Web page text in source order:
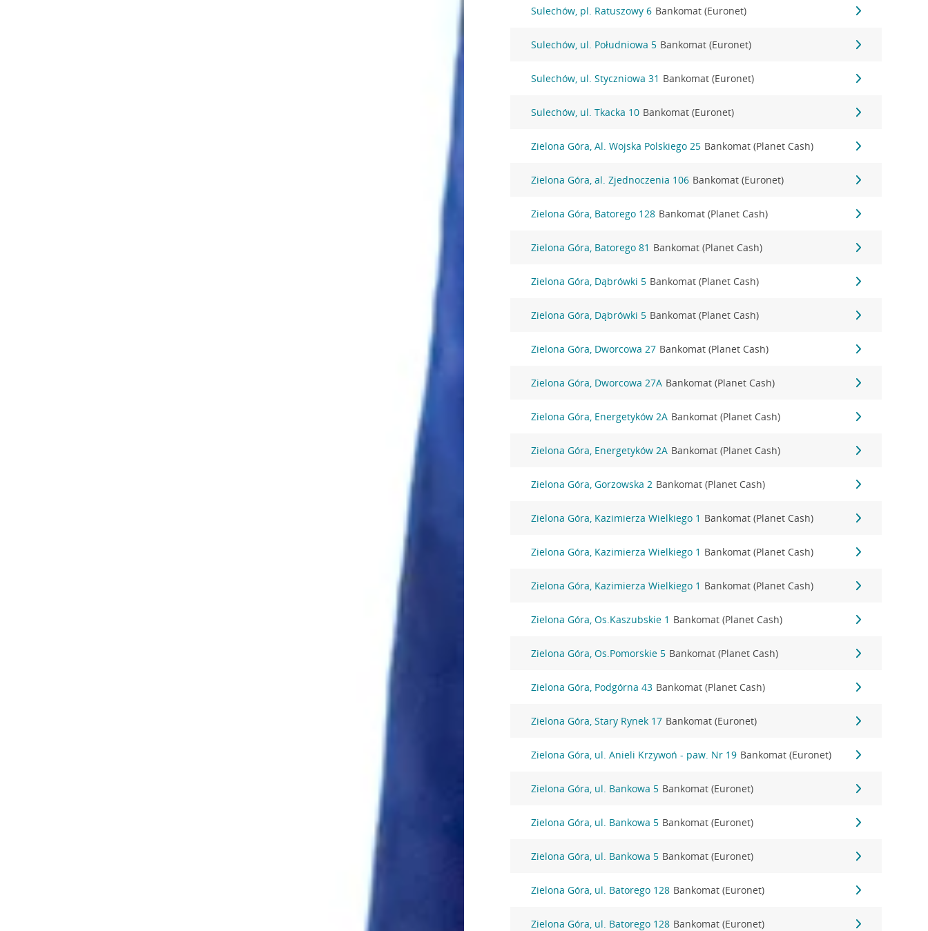
Sulechów, pl. Ratuszowy 6 Bankomat (Euronet)
Sulechów, ul. Południowa 5 Bankomat (Euronet)
Sulechów, ul. Styczniowa 31 Bankomat (Euronet)
Sulechów, ul. Tkacka 10 Bankomat (Euronet)
Zielona Góra, Al. Wojska Polskiego 25 Bankomat (Planet Cash)
Zielona Góra, al. Zjednoczenia 106 Bankomat (Euronet)
Zielona Góra, Batorego 128 Bankomat (Planet Cash)
Zielona Góra, Batorego 81 Bankomat (Planet Cash)
Zielona Góra, Dąbrówki 5 Bankomat (Planet Cash)
Zielona Góra, Dąbrówki 5 Bankomat (Planet Cash)
Zielona Góra, Dworcowa 27 Bankomat (Planet Cash)
Zielona Góra, Dworcowa 27A Bankomat (Planet Cash)
Zielona Góra, Energetyków 2A Bankomat (Planet Cash)
Zielona Góra, Energetyków 2A Bankomat (Planet Cash)
Zielona Góra, Gorzowska 2 Bankomat (Planet Cash)
Zielona Góra, Kazimierza Wielkiego 1 Bankomat (Planet Cash)
Zielona Góra, Kazimierza Wielkiego 1 Bankomat (Planet Cash)
Zielona Góra, Kazimierza Wielkiego 1 Bankomat (Planet Cash)
Zielona Góra, Os.Kaszubskie 1 Bankomat (Planet Cash)
Zielona Góra, Os.Pomorskie 5 Bankomat (Planet Cash)
Zielona Góra, Podgórna 43 Bankomat (Planet Cash)
Zielona Góra, Stary Rynek 17 Bankomat (Euronet)
Zielona Góra, ul. Anieli Krzywoń - paw. Nr 19 Bankomat (Euronet)
Zielona Góra, ul. Bankowa 5 Bankomat (Euronet)
Zielona Góra, ul. Bankowa 5 Bankomat (Euronet)
Zielona Góra, ul. Bankowa 5 Bankomat (Euronet)
Zielona Góra, ul. Batorego 128 Bankomat (Euronet)
Zielona Góra, ul. Batorego 128 Bankomat (Euronet)